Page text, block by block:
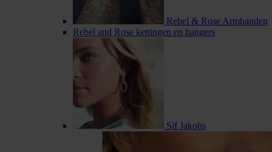
Rebel & Rose Armbanden
Rebel and Rose kettingen en hangers
Sif Jakobs